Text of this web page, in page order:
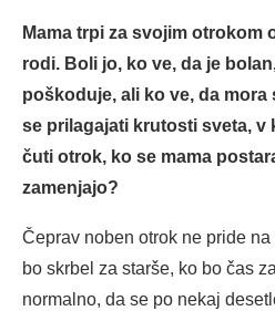
Mama trpi za svojim otrokom
rodi. Boli jo, ko ve, da je
poškoduje, ali ko ve, da
se prilagajati krutosti sveta, v
čuti otrok, ko se mama
zamenjajo?
Čeprav noben otrok ne pride
bo skrbel za starše, ko bo čas
normalno, da se po nekaj